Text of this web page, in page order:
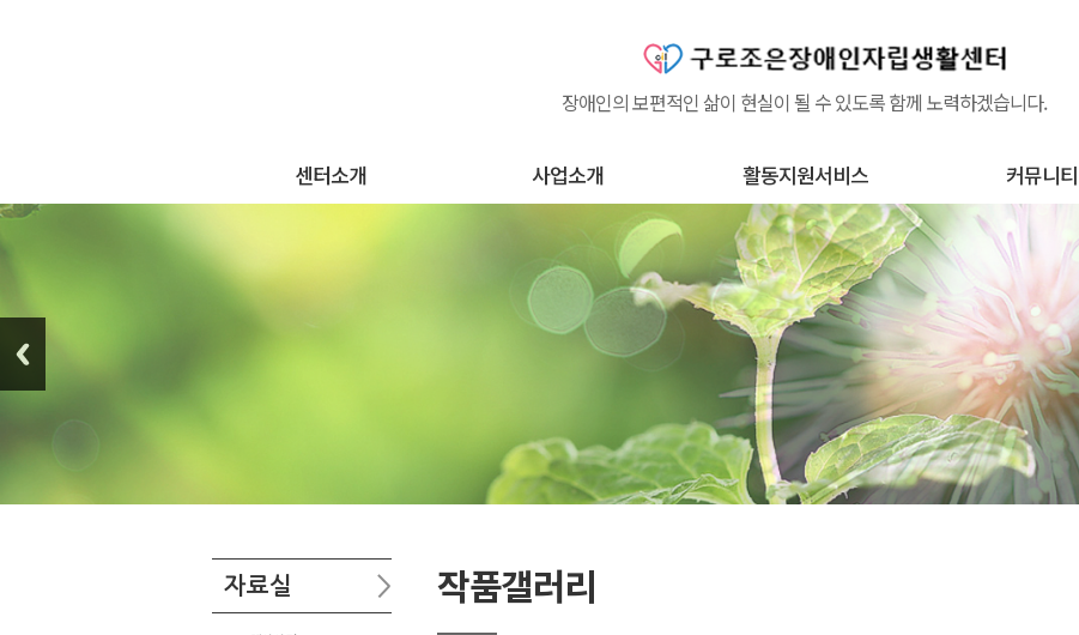
장애인의 보편적인 삶이 현실이 될 수 있도록 함께 노력하겠습니다.
센터소개 사업소개
후원하기
자원봉사 신청
건의하기
활동지원서비스
활동지원서비스란?
고충처리함
커뮤니티
공지사항
조은정보
장애뉴스
자유게시판
자료실 작품갤러리